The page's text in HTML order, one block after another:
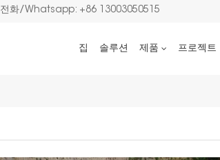
전화/Whatsapp: +86 13003050515
집 솔루션 제품 프로젝트